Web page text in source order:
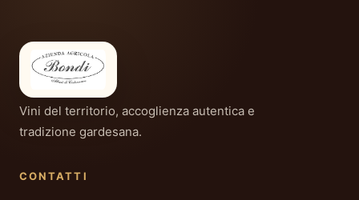
Vini del territorio, accoglienza autentica e
tradizione gardesana.
CONTATTI